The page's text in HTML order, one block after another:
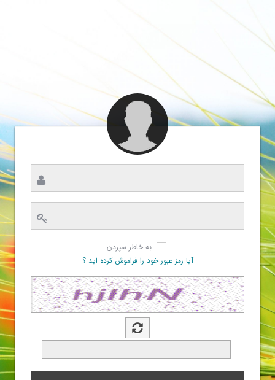
به خاطر سپردن
آیا رمز عبور خود را فراموش کرده اید ؟